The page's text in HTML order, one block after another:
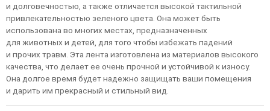
и долговечностью, а также отличается высокой тактильной
привлекательностью зеленого цвета. Она может быть
использована во многих местах, предназначенных
для животных и детей, для того чтобы избежать падений
и прочих травм. Эта лента изготовлена из материалов высокого
качества, что делает ее очень прочной и устойчивой к износу.
Она долгое время будет надежно защищать ваши помещения
и дарить им прекрасный и стильный вид.